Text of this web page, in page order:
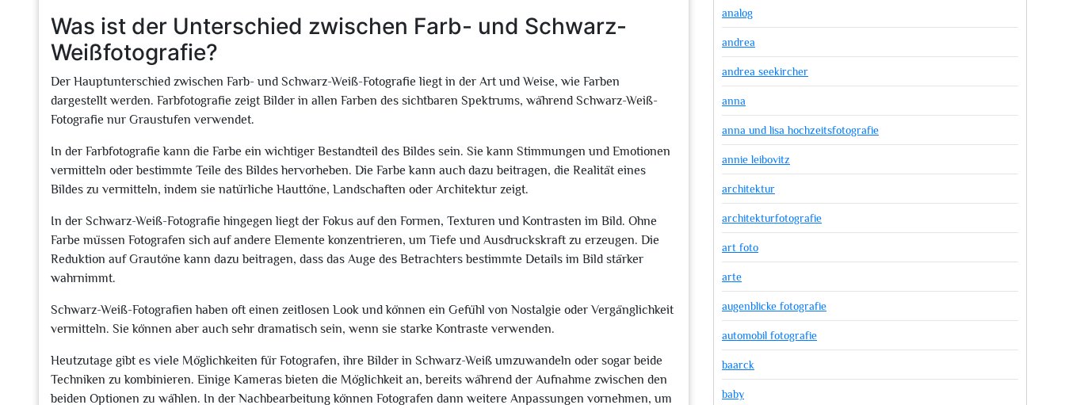
Was ist der Unterschied zwischen Farb- und Schwarz-
Weißfotografie?
Der Hauptunterschied zwischen Farb- und Schwarz-Weiß-Fotografie liegt in der Art und Weise, wie Farben
dargestellt werden. Farbfotografie zeigt Bilder in allen Farben des sichtbaren Spektrums, während Schwarz-Weiß-
Fotografie nur Graustufen verwendet.
In der Farbfotografie kann die Farbe ein wichtiger Bestandteil des Bildes sein. Sie kann Stimmungen und Emotionen
vermitteln oder bestimmte Teile des Bildes hervorheben. Die Farbe kann auch dazu beitragen, die Realität eines
Bildes zu vermitteln, indem sie natürliche Hauttöne, Landschaften oder Architektur zeigt.
In der Schwarz-Weiß-Fotografie hingegen liegt der Fokus auf den Formen, Texturen und Kontrasten im Bild. Ohne
Farbe müssen Fotografen sich auf andere Elemente konzentrieren, um Tiefe und Ausdruckskraft zu erzeugen. Die
Reduktion auf Grautöne kann dazu beitragen, dass das Auge des Betrachters bestimmte Details im Bild stärker
wahrnimmt.
Schwarz-Weiß-Fotografien haben oft einen zeitlosen Look und können ein Gefühl von Nostalgie oder Vergänglichkeit
vermitteln. Sie können aber auch sehr dramatisch sein, wenn sie starke Kontraste verwenden.
Heutzutage gibt es viele Möglichkeiten für Fotografen, ihre Bilder in Schwarz-Weiß umzuwandeln oder sogar beide
Techniken zu kombinieren. Einige Kameras bieten die Möglichkeit an, bereits während der Aufnahme zwischen den
beiden Optionen zu wählen. In der Nachbearbeitung können Fotografen dann weitere Anpassungen vornehmen, um
analog
andrea
andrea seekircher
anna
anna und lisa hochzeitsfotografie
annie leibovitz
architektur
architekturfotografie
art foto
arte
augenblicke fotografie
automobil fotografie
baarck
baby